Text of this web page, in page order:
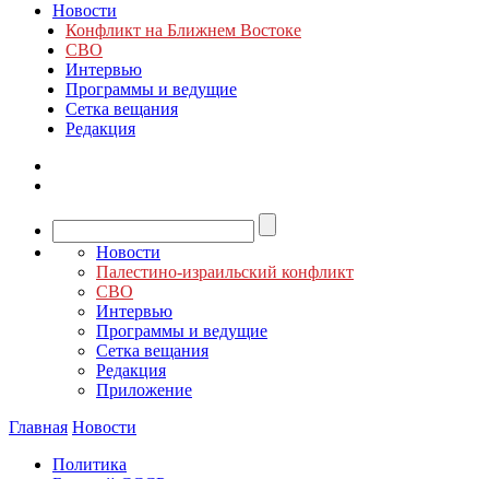
Новости
Конфликт на Ближнем Востоке
СВО
Интервью
Программы и ведущие
Сетка вещания
Редакция
Новости
Палестино-израильский конфликт
СВО
Интервью
Программы и ведущие
Сетка вещания
Редакция
Приложение
Главная Новости
Политика